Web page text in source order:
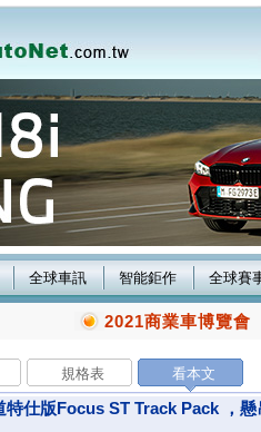
全球車訊 智能鉅作 全球賽
2021商業車博覽會
規格表 看本文
仕版Focus ST Track Pack ，